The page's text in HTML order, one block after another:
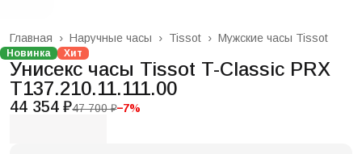
Мужские часы Tissot
Tissot ›
Наручные часы ›
Главная ›
Новинка Хит
Унисекс часы Tissot T-Classic PRX
T137.210.11.111.00
44 354 ₽47 700 ₽−7%